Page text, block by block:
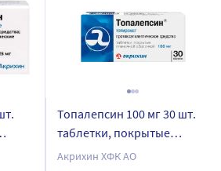
Топалепсин 100 мг 30 шт.
таблетки, покрытые
пленочной оболочкой
Акрихин ХФК АО